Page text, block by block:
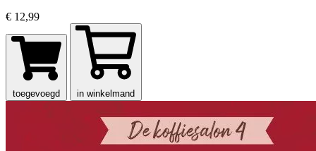
€ 12,99
toegevoegd in winkelmand